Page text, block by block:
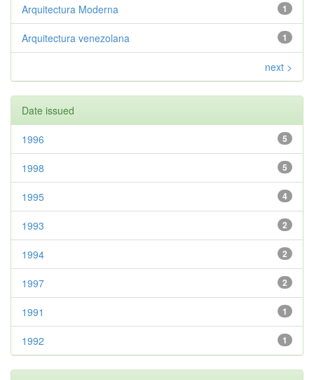
1
Arquitectura Moderna
1
Arquitectura venezolana
next >
Date issued
5
1996
5
1998
4
1995
2
1993
2
1994
2
1997
1
1991
1
1992